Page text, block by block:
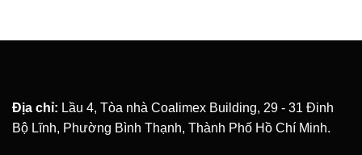
Địa chỉ: Lầu 4, Tòa nhà Coalimex Building, 29 - 31 Đinh
Bộ Lĩnh, Phường Bình Thạnh, Thành Phố Hồ Chí Minh.